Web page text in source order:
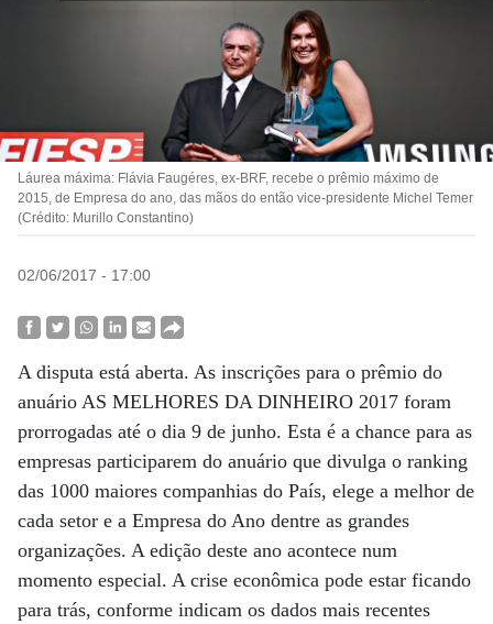
Láurea máxima: Flávia Faugéres, ex-BRF, recebe o prêmio máximo de
2015, de Empresa do ano, das mãos do então vice-presidente Michel Temer
(Crédito: Murillo Constantino)
02/06/2017 - 17:00
A disputa está aberta. As inscrições para o prêmio do
anuário AS MELHORES DA DINHEIRO 2017 foram
prorrogadas até o dia 9 de junho. Esta é a chance para as
empresas participarem do anuário que divulga o ranking
das 1000 maiores companhias do País, elege a melhor de
cada setor e a Empresa do Ano dentre as grandes
organizações. A edição deste ano acontece num
momento especial. A crise econômica pode estar ficando
para trás, conforme indicam os dados mais recentes